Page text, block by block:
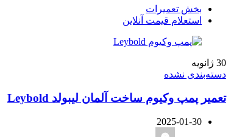
بخش تعمیرات
استعلام قیمت آنلاین
30 ژانویه
دسته‌بندی نشده
تعمیر پمپ وکیوم ساخت آلمان لیبولد Leybold
2025-01-30